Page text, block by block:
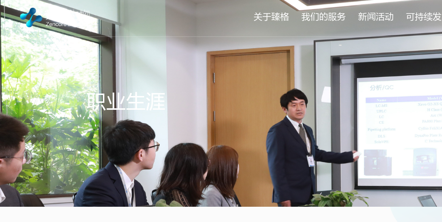
关于臻格 我们的服务 新闻活动 可持续
职业生涯
社会招聘